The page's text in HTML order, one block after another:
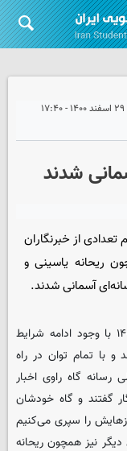
۲۹ اسفند ۱۴۰۰ - ۱۷:۴۰
از خبرنگاران
ریحانه یاسینی و
آسمانی شدند.
، در سال ۱۴۰۰ با وجود ادامه شرایط
و با تمام توان در راه
گاه راوی اخبار
گفتند و گاه خودشان
را سپری می‌کنیم
دیگر نیز همچون ریحانه